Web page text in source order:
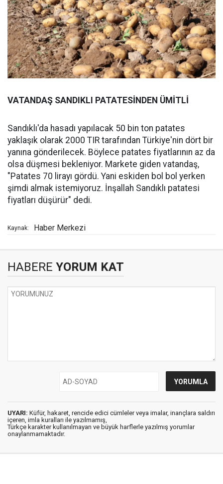
VATANDAŞ SANDIKLI PATATESİNDEN ÜMİTLİ
Sandıklı'da hasadı yapılacak 50 bin ton patates
yaklaşık olarak 2000 TIR tarafından Türkiye'nin dört bir
yanına gönderilecek. Böylece patates fiyatlarının az da
olsa düşmesi bekleniyor. Markete giden vatandaş,
"Patates 70 lirayı gördü. Yani eskiden bol bol yerken
şimdi almak istemiyoruz. İnşallah Sandıklı patatesi
fiyatları düşürür" dedi.
Kaynak: Haber Merkezi
HABERE YORUM KAT
UYARI: Küfür, hakaret, rencide edici cümleler veya imalar, inançlara saldırı
içeren, imla kuralları ile yazılmamış,
Türkçe karakter kullanılmayan ve büyük harflerle yazılmış yorumlar
onaylanmamaktadır.